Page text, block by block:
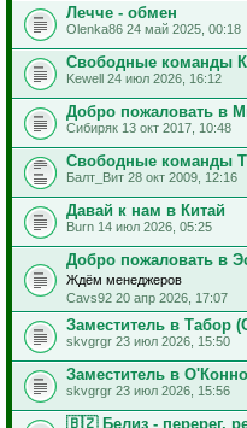
Лечче - обмен
Olenka86 24 май 2025, 00:18
Свободные команды
Kewell 24 июл 2026, 16:12
Добро пожаловать в
Сибиряк 13 окт 2017, 10:48
Свободные команды
Балт_Вит 28 окт 2009, 12:16
Давай к нам в Китай
Burn 14 июл 2026, 05:25
Добро пожаловать в
Ждём менеджеров
Cavs92 20 апр 2026, 17:07
Заместитель в Табор
skvgrgr 23 июл 2026, 15:50
Заместитель в
skvgrgr 23 июл 2026, 15:56
🇧🇿 Белиз - перерег,